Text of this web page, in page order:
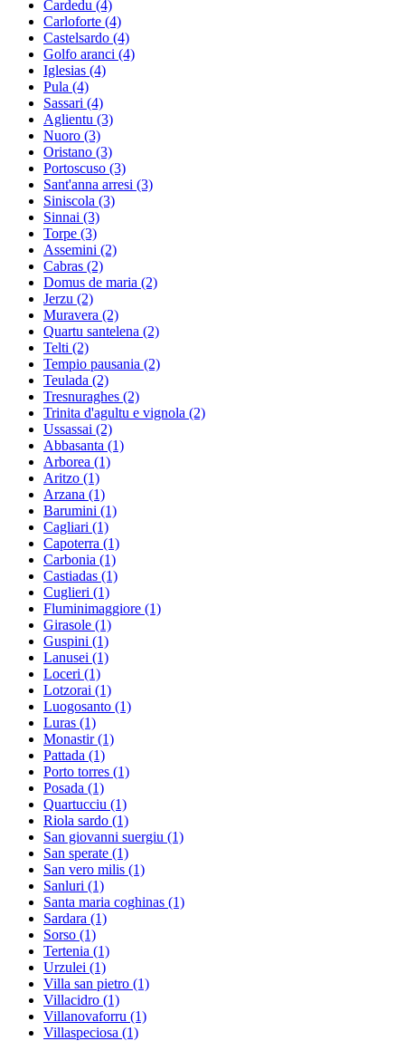
Cardedu (4)
Carloforte (4)
Castelsardo (4)
Golfo aranci (4)
Iglesias (4)
Pula (4)
Sassari (4)
Aglientu (3)
Nuoro (3)
Oristano (3)
Portoscuso (3)
Sant'anna arresi (3)
Siniscola (3)
Sinnai (3)
Torpe (3)
Assemini (2)
Cabras (2)
Domus de maria (2)
Jerzu (2)
Muravera (2)
Quartu santelena (2)
Telti (2)
Tempio pausania (2)
Teulada (2)
Tresnuraghes (2)
Trinita d'agultu e vignola (2)
Ussassai (2)
Abbasanta (1)
Arborea (1)
Aritzo (1)
Arzana (1)
Barumini (1)
Cagliari (1)
Capoterra (1)
Carbonia (1)
Castiadas (1)
Cuglieri (1)
Fluminimaggiore (1)
Girasole (1)
Guspini (1)
Lanusei (1)
Loceri (1)
Lotzorai (1)
Luogosanto (1)
Luras (1)
Monastir(1)
Pattada (1)
Porto torres (1)
Posada (1)
Quartucciu (1)
Riola sardo (1)
San giovanni suergiu (1)
San sperate (1)
San vero milis (1)
Sanluri (1)
Santa maria coghinas (1)
Sardara (1)
Sorso (1)
Tertenia (1)
Urzulei (1)
Villa san pietro (1)
Villacidro (1)
Villanovaforru (1)
Villaspeciosa (1)